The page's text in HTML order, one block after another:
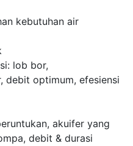
kebutuhan air
lob bor,
debit optimum, efesiensi
akuifer yang
debit & durasi